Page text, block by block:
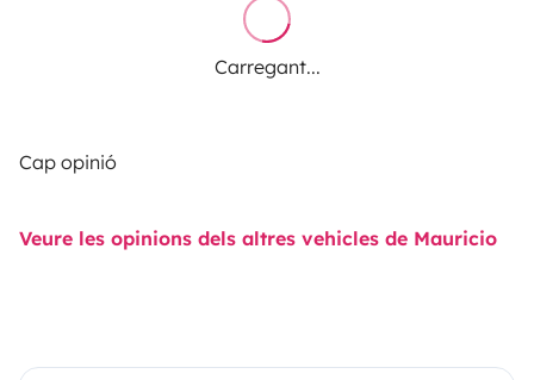
Carregant...
Cap opinió
Veure les opinions dels altres vehicles de Mauricio